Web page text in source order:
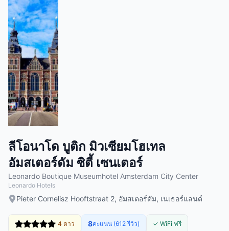
ลีโอนาโด บูติก มิวเซียมโฮเทล
อัมสเตอร์ดัม ซิตี้ เซนเตอร์
Leonardo Boutique Museumhotel Amsterdam City Center
Leonardo Hotels
Pieter Cornelisz Hooftstraat 2, อัมสเตอร์ดัม, เนเธอร์แลนด์
4 ดาว 8คะแนน (612 รีวิว) ✓ WiFi ฟรี